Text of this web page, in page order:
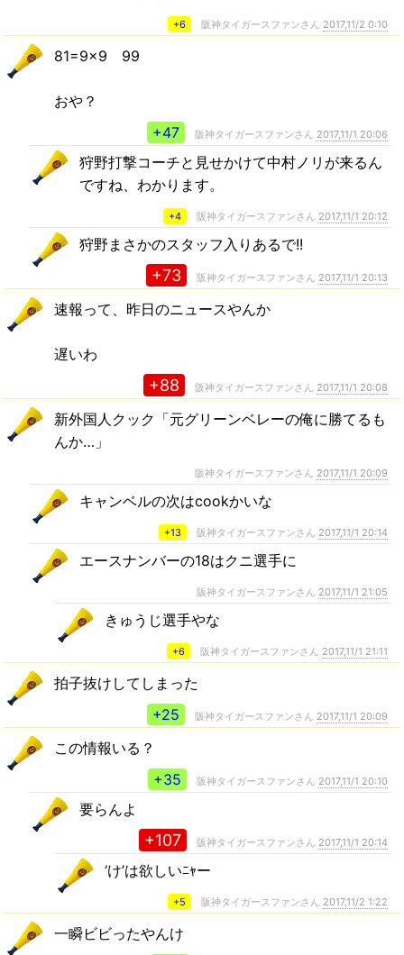
+6 阪神タイガースファンさん 2017,11/2 0:10
81=9×9 99
おや？
+47
阪神タイガースファンさん 2017,11/1 20:06
狩野打撃コーチと見せかけて中村ノリが来るん
ですね、わかります。
+4 阪神タイガースファンさん 2017,11/1 20:12
狩野まさかのスタッフ入りあるで!!
+73 阪神タイガースファンさん 2017,11/1 20:13
速報って、昨日のニュースやんか
遅いわ
+88 阪神タイガースファンさん 2017,11/1 20:08
新外国人クック「元グリーンベレーの俺に勝てるも
んか…」
阪神タイガースファンさん 2017,11/1 20:09
キャンベルの次はcookかいな
+13 阪神タイガースファンさん 2017,11/1 20:14
エースナンバーの18はクニ選手に
阪神タイガースファンさん 2017,11/1 21:05
きゅうじ選手やな
+6 阪神タイガースファンさん 2017,11/1 21:11
拍子抜けしてしまった
+25
阪神タイガースファンさん 2017,11/1 20:09
この情報いる？
+35
阪神タイガースファンさん 2017,11/1 20:10
要らんよ
+107 阪神タイガースファンさん 2017,11/1 20:14
‘け’は欲しいﾆｬー
+5 阪神タイガースファンさん 2017,11/2 1:22
一瞬ビビったやんけ